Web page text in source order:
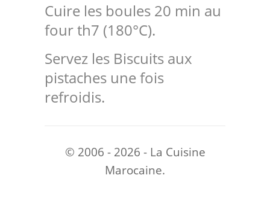
Cuire les boules 20 min au
four th7 (180°C).
Servez les Biscuits aux
pistaches une fois
refroidis.
© 2006 - 2026 - La Cuisine
Marocaine.